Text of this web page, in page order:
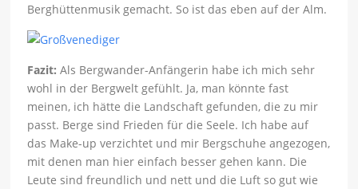
Berghüttenmusik gemacht. So ist das eben auf der Alm.
Fazit: Als Bergwander-Anfängerin habe ich mich sehr
wohl in der Bergwelt gefühlt. Ja, man könnte fast
meinen, ich hätte die Landschaft gefunden, die zu mir
passt. Berge sind Frieden für die Seele. Ich habe auf
das Make-up verzichtet und mir Bergschuhe angezogen,
mit denen man hier einfach besser gehen kann. Die
Leute sind freundlich und nett und die Luft so gut wie